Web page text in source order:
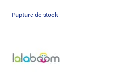
Rupture de stock